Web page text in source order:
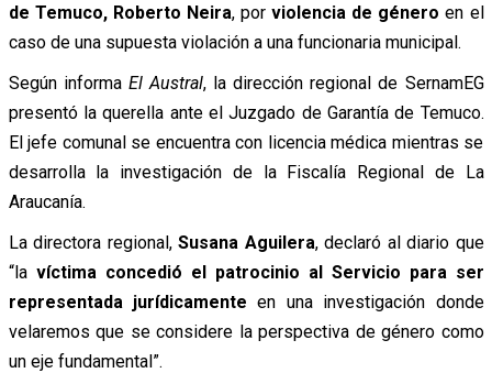
de Temuco, Roberto Neira, porviolencia de género en el
caso de una supuesta violación a una funcionaria municipal.
Según informa El Austral, la dirección regional de SernamEG
presentó la querella ante el Juzgado de Garantía de Temuco.
El jefe comunal se encuentra con licencia médica mientras se
desarrolla la investigación de la Fiscalía Regional de La
Araucanía.
La directora regional, Susana Aguilera, declaró al diario que
“la víctima concedió el patrocinio al Servicio para ser
representada jurídicamente en una investigación donde
velaremos que se considere la perspectiva de género como
un eje fundamental”.